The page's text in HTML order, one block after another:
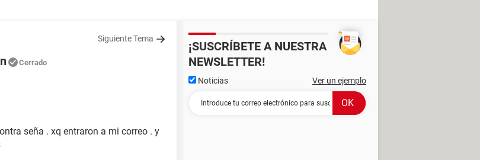
Siguiente Tema
Cerrado
seña . xq entraron a mi correo . y
¡SUSCRÍBETE A NUESTRA
NEWSLETTER!
Noticias Ver un ejemplo